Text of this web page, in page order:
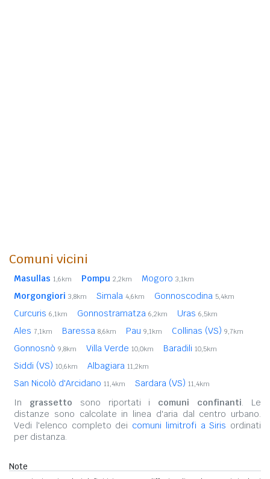
Comuni vicini
Masullas 1,6km Pompu 2,2km Mogoro 3,1km
Morgongiori 3,8km Simala 4,6km Gonnoscodina 5,4km
Curcuris 6,1km Gonnostramatza 6,2km Uras 6,5km
Ales 7,1km Baressa 8,6km Pau 9,1km Collinas (VS) 9,7km
Gonnosnò 9,8km Villa Verde 10,0km Baradili 10,5km
Siddi (VS) 10,6km Albagiara 11,2km
San Nicolò d'Arcidano 11,4km Sardara (VS) 11,4km
In grassetto sono riportati i comuni confinanti. Le
distanze sono calcolate in linea d'aria dal centro urbano.
Vedi l'elenco completo dei comuni limitrofi a Siris ordinati
per distanza.
Note